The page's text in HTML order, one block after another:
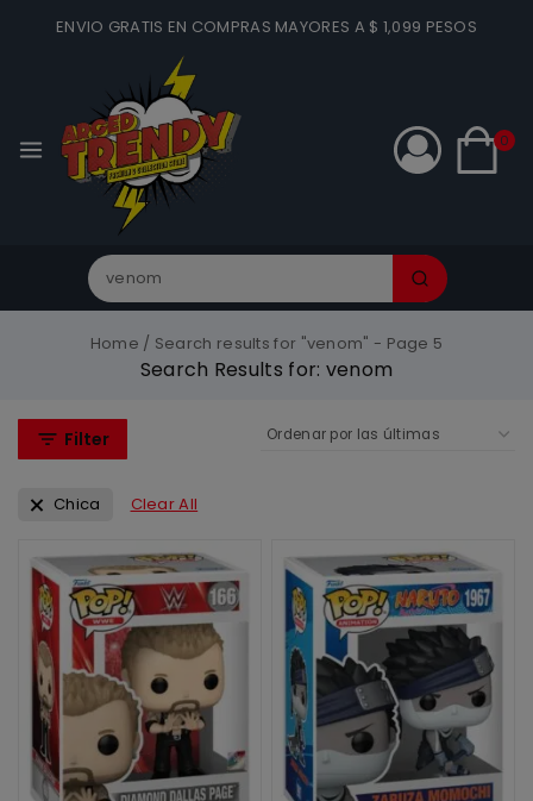
ENVIO GRATIS EN COMPRAS MAYORES A $ 1,099 PESOS
0
Home / Search results for "venom" - Page 5
Search Results for: venom
Filter
Chica Clear All